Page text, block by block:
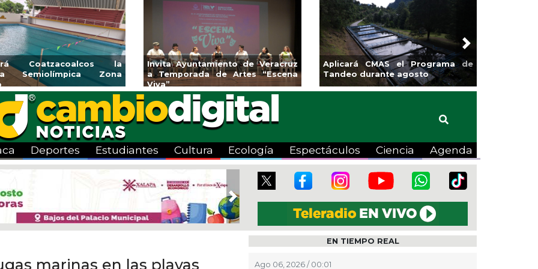
de Xalapa
en Mercadito
Coatzacoalcos impulsa la
halterofilia con la Copa Coyote
2026
Continúa Coatza Vive el Verano
2026 con cine, actividades
lúdicas y expo
Next
Deportes Estudiantes Cultura Ecología Espectáculos Ciencia Agenda
Next
marinas en las playas
EN TIEMPO REAL
Ago 06, 2026 / 00:01